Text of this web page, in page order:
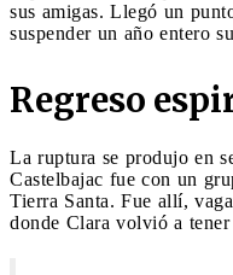
sus amigas. Llegó un
suspender un año entero
Regreso
La ruptura se produjo en
Castelbajac fue con un
Tierra Santa. Fue allí,
donde Clara volvió a